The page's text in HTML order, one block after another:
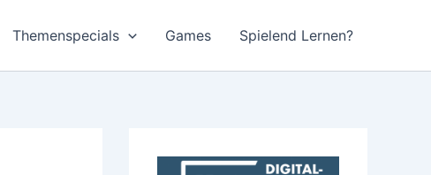
Themenspecials Games Spielend Lernen?